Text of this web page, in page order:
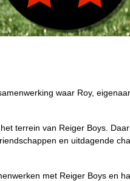
waar Roy,
terrein van Reiger Boys.
en uitdagende
met Reiger Boys en